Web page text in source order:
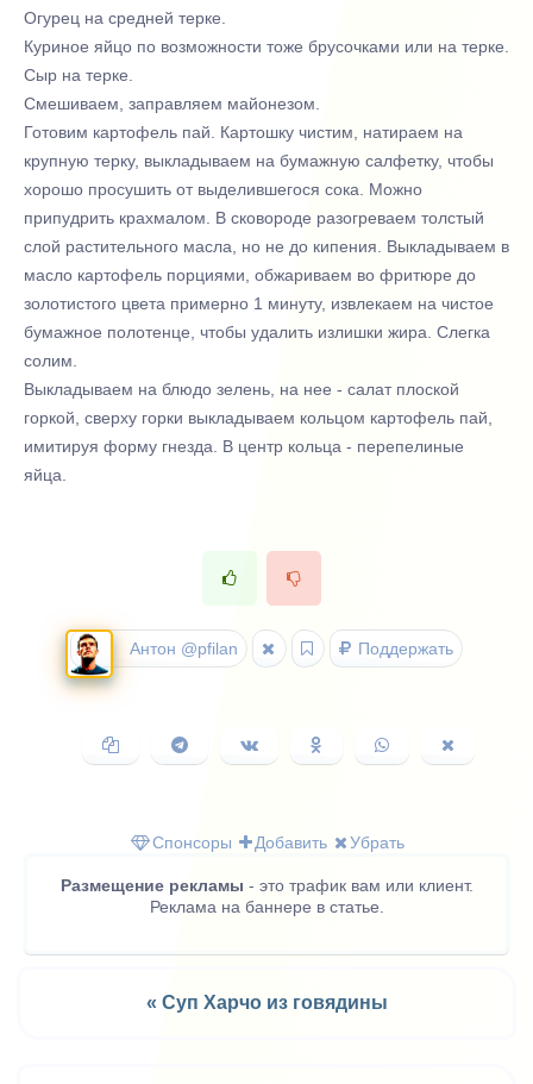
Огурец на средней терке.
Куриное яйцо по возможности тоже брусочками или на терке.
Сыр на терке.
Смешиваем, заправляем майонезом.
Готовим картофель пай. Картошку чистим, натираем на
крупную терку, выкладываем на бумажную салфетку, чтобы
хорошо просушить от выделившегося сока. Можно
припудрить крахмалом. В сковороде разогреваем толстый
слой растительного масла, но не до кипения. Выкладываем в
масло картофель порциями, обжариваем во фритюре до
золотистого цвета примерно 1 минуту, извлекаем на чистое
бумажное полотенце, чтобы удалить излишки жира. Слегка
солим.
Выкладываем на блюдо зелень, на нее - салат плоской
горкой, сверху горки выкладываем кольцом картофель пай,
имитируя форму гнезда. В центр кольца - перепелиные
яйца.
Антон @pfilan Поддержать
Копировать
ссылку
Поделиться
в
Поделиться
ВКонтакте
Поделиться
в
Поделиться
в
в
Спонсоры
Добавить Убрать
Размещение рекламы - это трафик вам или клиент.
Реклама на баннере в статье.
« Суп Харчо из говядины